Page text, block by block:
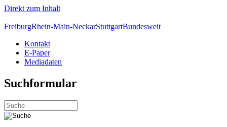
Direkt zum Inhalt
FreiburgRhein-Main-NeckarStuttgartBundesweit
Kontakt
E-Paper
Mediadaten
Suchformular